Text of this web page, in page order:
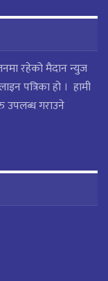
रहेको मैदान न्युज
पत्रिका हो । हामी
गराउने